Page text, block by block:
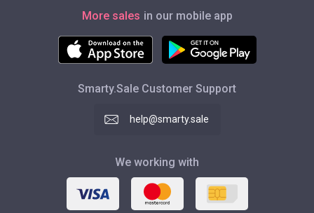
More sales in our mobile app
Smarty.Sale Customer Support
help@smarty.sale
We working with